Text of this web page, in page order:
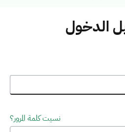
الدخول
نسيت كلمة المرور؟